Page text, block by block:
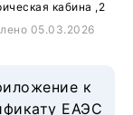
кабина ,2
05.03.2026